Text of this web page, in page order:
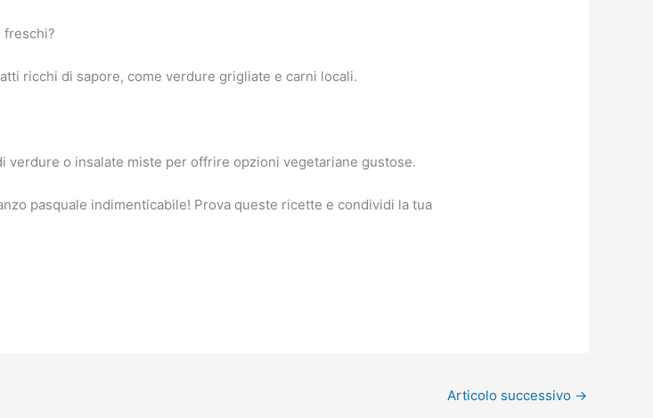
freschi?
ricchi di sapore, come verdure grigliate e carni locali.
verdure o insalate miste per offrire opzioni vegetariane gustose.
pasquale indimenticabile! Prova queste ricette e condividi la tua
Articolo successivo →